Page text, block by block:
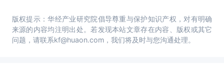
版权提示：华经产业研究院倡导尊重与保护知识产权，对有明确
来源的内容均注明出处。若发现本站文章存在内容、版权或其它
问题，请联系kf@huaon.com，我们将及时与您沟通处理。